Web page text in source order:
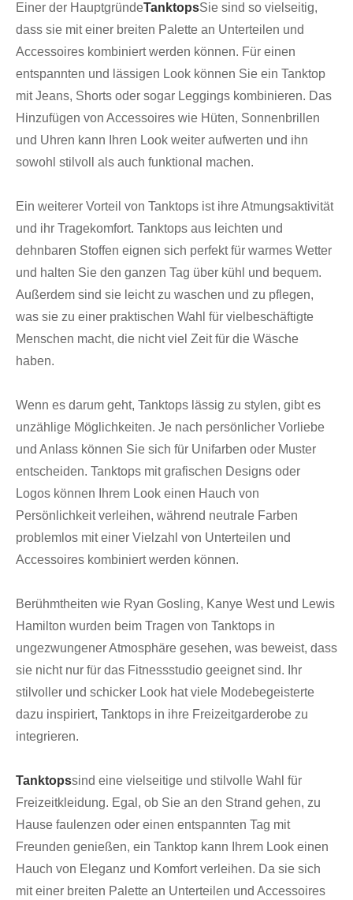
Einer der HauptgründeTanktopsSie sind so vielseitig,
dass sie mit einer breiten Palette an Unterteilen und
Accessoires kombiniert werden können. Für einen
entspannten und lässigen Look können Sie ein Tanktop
mit Jeans, Shorts oder sogar Leggings kombinieren. Das
Hinzufügen von Accessoires wie Hüten, Sonnenbrillen
und Uhren kann Ihren Look weiter aufwerten und ihn
sowohl stilvoll als auch funktional machen.
Ein weiterer Vorteil von Tanktops ist ihre Atmungsaktivität
und ihr Tragekomfort. Tanktops aus leichten und
dehnbaren Stoffen eignen sich perfekt für warmes Wetter
und halten Sie den ganzen Tag über kühl und bequem.
Außerdem sind sie leicht zu waschen und zu pflegen,
was sie zu einer praktischen Wahl für vielbeschäftigte
Menschen macht, die nicht viel Zeit für die Wäsche
haben.
Wenn es darum geht, Tanktops lässig zu stylen, gibt es
unzählige Möglichkeiten. Je nach persönlicher Vorliebe
und Anlass können Sie sich für Unifarben oder Muster
entscheiden. Tanktops mit grafischen Designs oder
Logos können Ihrem Look einen Hauch von
Persönlichkeit verleihen, während neutrale Farben
problemlos mit einer Vielzahl von Unterteilen und
Accessoires kombiniert werden können.
Berühmtheiten wie Ryan Gosling, Kanye West und Lewis
Hamilton wurden beim Tragen von Tanktops in
ungezwungener Atmosphäre gesehen, was beweist, dass
sie nicht nur für das Fitnessstudio geeignet sind. Ihr
stilvoller und schicker Look hat viele Modebegeisterte
dazu inspiriert, Tanktops in ihre Freizeitgarderobe zu
integrieren.
Tanktopssind eine vielseitige und stilvolle Wahl für
Freizeitkleidung. Egal, ob Sie an den Strand gehen, zu
Hause faulenzen oder einen entspannten Tag mit
Freunden genießen, ein Tanktop kann Ihrem Look einen
Hauch von Eleganz und Komfort verleihen. Da sie sich
mit einer breiten Palette an Unterteilen und Accessoires